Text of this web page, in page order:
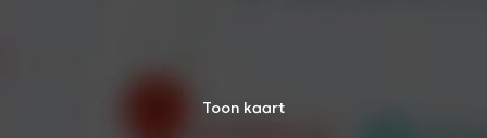
Toon kaart